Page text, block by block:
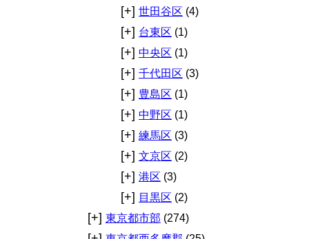
[+] 世田谷区 (4)
[+] 台東区 (1)
[+] 中央区 (1)
[+] 千代田区 (3)
[+] 豊島区 (1)
[+] 中野区 (1)
[+] 練馬区 (3)
[+] 文京区 (2)
[+] 港区 (3)
[+] 目黒区 (2)
[+] 東京都市部 (274)